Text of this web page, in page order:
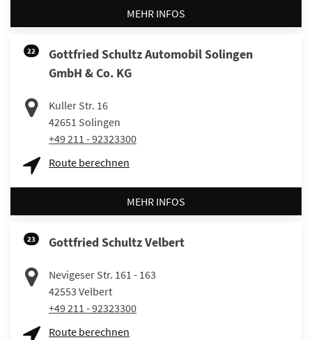
MEHR INFOS
22
Gottfried Schultz Automobil Solingen
GmbH & Co. KG
Kuller Str. 16
42651 Solingen
+49 211 - 92323300
Route berechnen
MEHR INFOS
23 Gottfried Schultz Velbert
Nevigeser Str. 161 - 163
42553 Velbert
+49 211 - 92323300
Route berechnen